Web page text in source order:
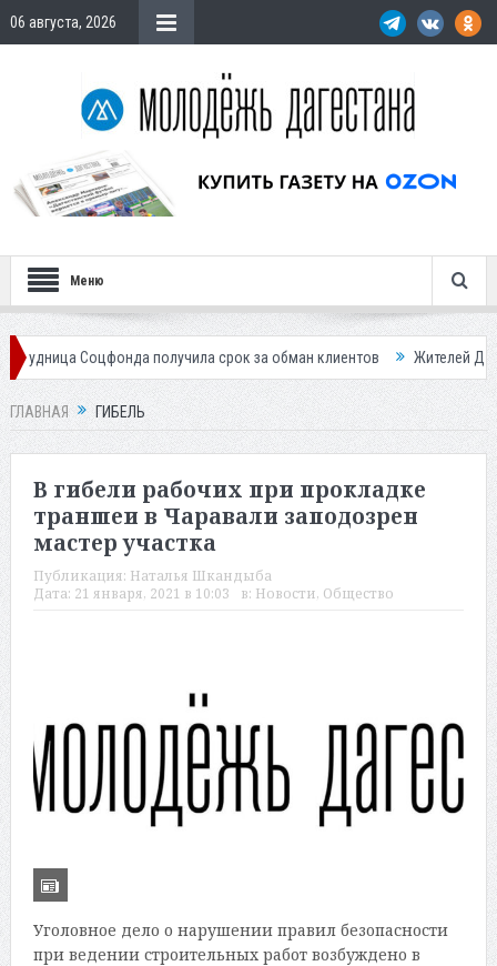
06 августа, 2026
Меню
получила срок за обман клиентов Жителей Дагестана
ГЛАВНАЯ ГИБЕЛЬ
В гибели рабочих при прокладке
траншеи в Чаравали заподозрен
мастер участка
Публикация: Наталья Шкандыба
Дата: 21 января, 2021 в 10:03 в: Новости, Общество
Уголовное дело о нарушении правил безопасности
при ведении строительных работ возбуждено в